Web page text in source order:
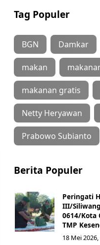
Tag Populer
BGN Damkar
makan
makanan gratis
Netty Heryawan
Prabowo Subianto
Berita Populer
Peringati
III/
0614/Kota
TMP
18 Mei